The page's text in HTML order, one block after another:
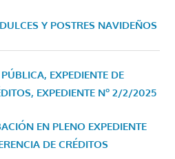
Y POSTRES NAVIDEÑOS
EXPEDIENTE DE
EXPEDIENTE Nº 2/2/2025
EN PLENO EXPEDIENTE
DE CRÉDITOS